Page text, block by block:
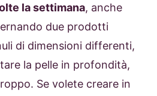
la settimana, anche
due prodotti
di dimensioni differenti,
la pelle in profondità,
Se volete creare in